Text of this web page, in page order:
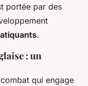
portée par des
.
: un
qui engage